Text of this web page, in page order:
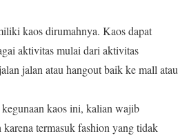
kaos dirumahnya. Kaos dapat
aktivitas mulai dari aktivitas
jalan atau hangout baik ke mall atau
kaos ini, kalian wajib
termasuk fashion yang tidak